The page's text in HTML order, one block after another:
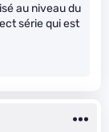
au niveau du
série qui est